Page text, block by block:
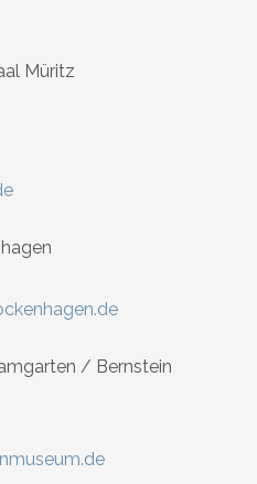
Müritz
/ Bernstein